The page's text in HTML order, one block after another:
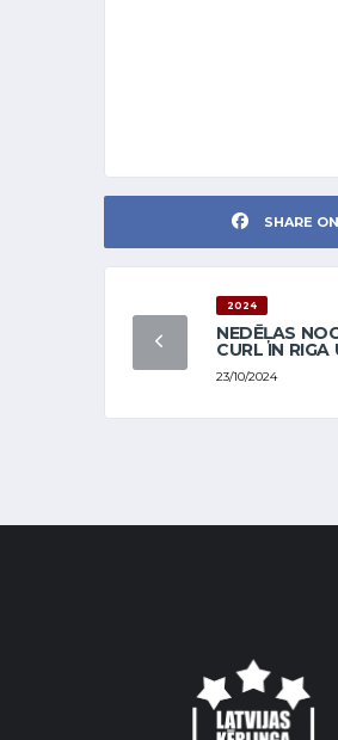
SHARE
2024
NEDĒĻAS
CURL IN RIGA
23/10/2024